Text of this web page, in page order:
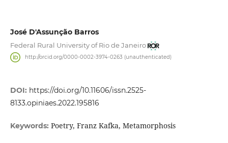
José D'Assunção Barros
Federal Rural University of Rio de Janeiro
http://orcid.org/0000-0002-3974-0263 (unauthenticated)
DOI: https://doi.org/10.11606/issn.2525-
8133.opiniaes.2022.195816
Keywords: Poetry, Franz Kafka, Metamorphosis